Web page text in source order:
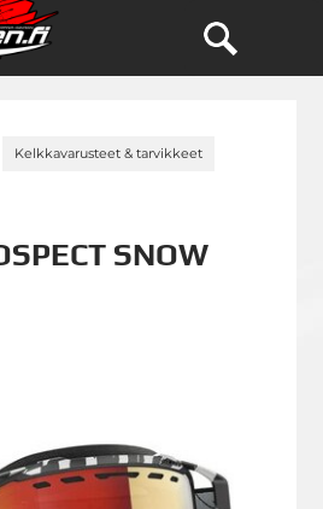
Kelkkavarusteet & tarvikkeet
SNOW